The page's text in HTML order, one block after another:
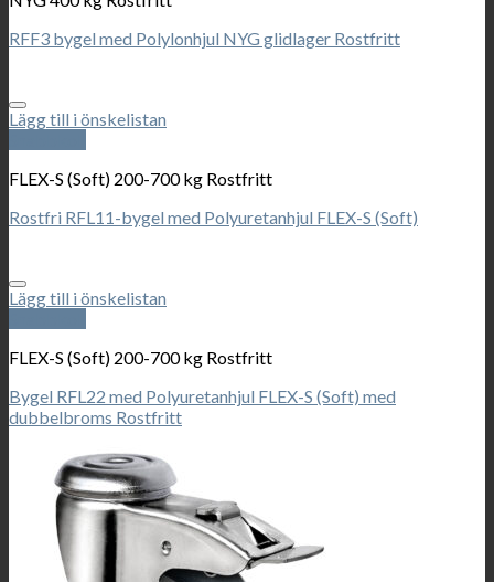
RFF3 bygel med Polylonhjul NYG glidlager Rostfritt
Lägg till i önskelistan
FLEX-S (Soft) 200-700 kg Rostfritt
Rostfri RFL11-bygel med Polyuretanhjul FLEX-S (Soft)
Lägg till i önskelistan
FLEX-S (Soft) 200-700 kg Rostfritt
Bygel RFL22 med Polyuretanhjul FLEX-S (Soft) med
dubbelbroms Rostfritt